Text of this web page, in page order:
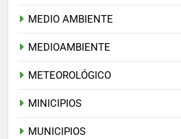
MEDIO AMBIENTE
MEDIOAMBIENTE
METEOROLÓGICO
MINICIPIOS
MUNICIPIOS